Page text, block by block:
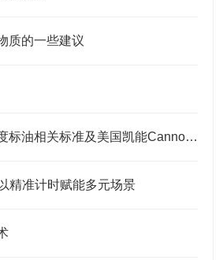
质的一些建议
发动机低温表观粘度标油相关标准及美国凯能Cannon相关CCS标油
精准计时赋能多元场景